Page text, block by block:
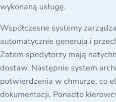
wykonaną usługę.
Współczesne systemy
automatycznie generują i
Zatem spedytorzy mają
dostaw. Następnie system
potwierdzenia w chmurze, co
dokumentacji. Ponadto